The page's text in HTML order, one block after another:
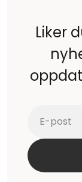
Liker